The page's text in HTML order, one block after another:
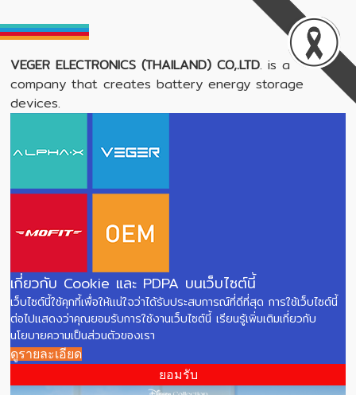
VEGER ELECTRONICS (THAILAND) CO,.LTD. is a
company that creates battery energy storage
devices.
เกี่ยวกับ Cookie และ PDPA บนเว็บไซต์นี้
เว็บไซต์นี้ใช้คุกกี้เพื่อให้แน่ใจว่าได้รับประสบการณ์ที่ดีที่สุด การใช้เว็บไซต์นี้
ต่อไปแสดงว่าคุณยอมรับการใช้งานเว็บไซต์นี้ เรียนรู้เพิ่มเติมเกี่ยวกับ
นโยบายความเป็นส่วนตัวของเรา
ดูรายละเอียด
ยอมรับ